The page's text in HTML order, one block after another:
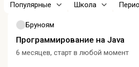
Популярные Школа
Бруноям
Программирование на Java
6 месяцев, старт в любой момент